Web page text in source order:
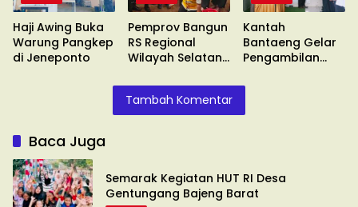
Haji Awing Buka
Warung Pangkep
di Jeneponto
Pemprov Bangun
RS Regional
Wilayah Selatan
Kantah
Bantaeng Gelar
Pengambilan
Tambah Komentar
Baca Juga
Semarak Kegiatan HUT RI Desa
Gentungang Bajeng Barat